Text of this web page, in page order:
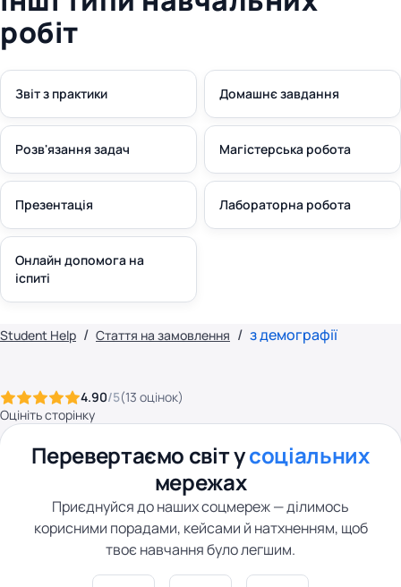
робіт
Звіт з практики Домашнє завдання
Розв'язання задач Магістерська робота
Презентація Лабораторна робота
Онлайн допомога на
іспиті
Student Help Стаття на замовлення з демографії
4.90/5(13 оцінок)
Оцініть сторінку
Перевертаємо світ усоціальних
мережах
Приєднуйся до наших соцмереж — ділимось
корисними порадами, кейсами й натхненням, щоб
твоє навчання було легшим.